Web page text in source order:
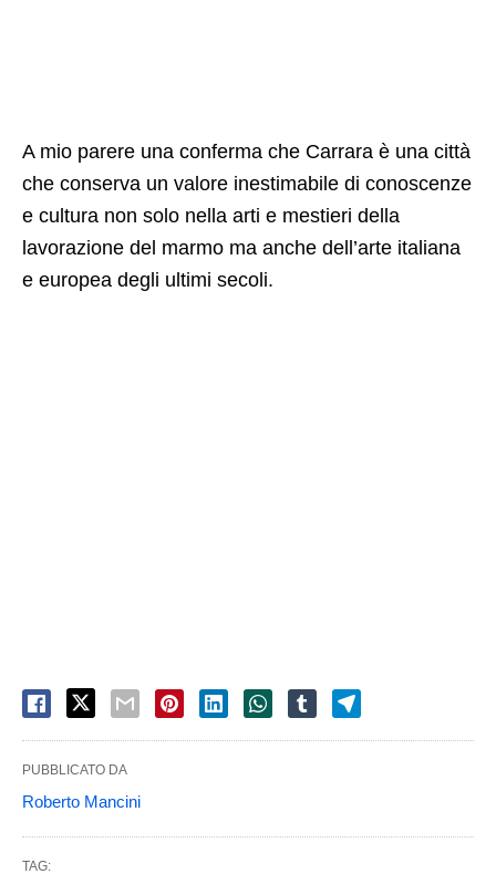
A mio parere una conferma che Carrara è una città
che conserva un valore inestimabile di conoscenze
e cultura non solo nella arti e mestieri della
lavorazione del marmo ma anche dell’arte italiana
e europea degli ultimi secoli.
PUBBLICATO DA
Roberto Mancini
TAG: